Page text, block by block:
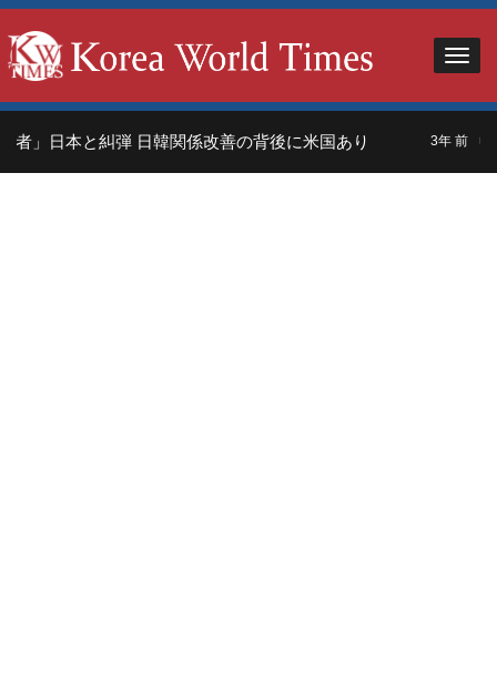
」日本と糾弾 日韓関係改善の背後に米国あり 3年 前 中